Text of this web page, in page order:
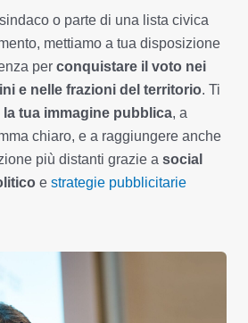
o parte di una lista civica
mettiamo a tua disposizione
per conquistare il voto nei
e nelle frazioni del territorio. Ti
tua immagine pubblica, a
chiaro, e a raggiungere anche
più distanti grazie a social
e strategie pubblicitarie